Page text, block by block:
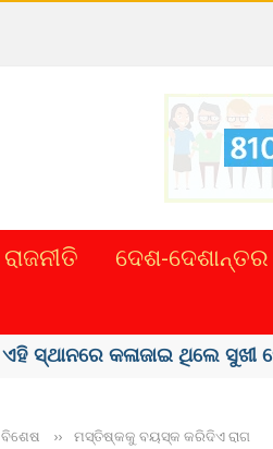
ରାଜନୀତି ଦେଶ-ଦେଶାନ୍ତର
ଦେଶରେ ପ୍ଲାଷ୍ଟିକ୍ ନୋଟ୍‌ ପ୍ରଚଳନ
ବିଶେଷ ›› ମସ୍ତିଷ୍କକୁ ବୟସ୍କ କରିଦିଏ ରାଗ